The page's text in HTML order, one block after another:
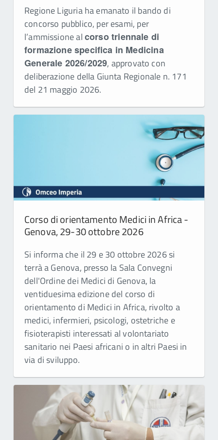
Regione Liguria ha emanato il bando di
concorso pubblico, per esami, per
l’ammissione alcorso triennale di
formazione specifica in Medicina
Generale 2026/2029, approvato con
deliberazione della Giunta Regionale n. 171
del 21 maggio 2026.
Corso di orientamento Medici in Africa -
Genova, 29-30 ottobre 2026
Si informa che il 29 e 30 ottobre 2026 si
terrà a Genova, presso la Sala Convegni
dell'Ordine dei Medici di Genova, la
ventiduesima edizione del corso di
orientamento di Medici in Africa, rivolto a
medici, infermieri, psicologi, ostetriche e
fisioterapisti interessati al volontariato
sanitario nei Paesi africani o in altri Paesi in
via di sviluppo.